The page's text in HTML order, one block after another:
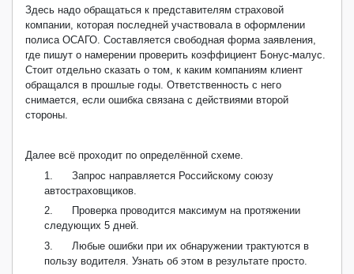
Здесь надо обращаться к представителям страховой
компании, которая последней участвовала в оформлении
полиса ОСАГО. Составляется свободная форма заявления,
где пишут о намерении проверить коэффициент Бонус-малус.
Стоит отдельно сказать о том, к каким компаниям клиент
обращался в прошлые годы. Ответственность с него
снимается, если ошибка связана с действиями второй
стороны.
Далее всё проходит по определённой схеме.
1.
Запрос направляется Российскому союзу
автостраховщиков.
2.
Проверка проводится максимум на протяжении
следующих 5 дней.
3.
Любые ошибки при их обнаружении трактуются в
пользу водителя. Узнать об этом в результате просто.